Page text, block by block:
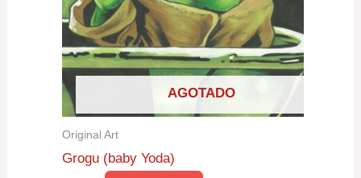
AGOTADO
Original Art
Grogu (baby Yoda)